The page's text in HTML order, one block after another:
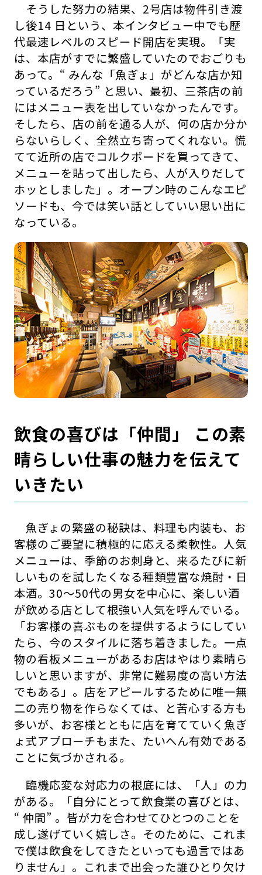
そうした努力の結果、2号店は物件引き渡
し後14 日という、本インタビュー中でも歴
代最速レベルのスピード開店を実現。「実
は、本店がすでに繁盛していたのでおごりも
あって。“ みんな「魚ぎょ」がどんな店か知
っているだろう” と思い、最初、三茶店の前
にはメニュー表を出していなかったんです。
そしたら、店の前を通る人が、何の店か分か
らないらしく、全然立ち寄ってくれない。慌
てて近所の店でコルクボードを買ってきて、
メニューを貼って出したら、人が入りだして
ホッとしました」。オープン時のこんなエピ
ソードも、今では笑い話としていい思い出に
なっている。
飲食の喜びは「仲間」 この素
晴らしい仕事の魅力を伝えて
いきたい
魚ぎょの繁盛の秘訣は、料理も内装も、お
客様のご要望に積極的に応える柔軟性。人気
メニューは、季節のお刺身と、来るたびに新
しいものを試したくなる種類豊富な焼酎・日
本酒。30～50代の男女を中心に、楽しい酒
が飲める店として根強い人気を呼んでいる。
「お客様の喜ぶものを提供するようにしてい
たら、今のスタイルに落ち着きました。一点
物の看板メニューがあるお店はやはり素晴ら
しいと思いますが、非常に難易度の高い方法
でもある」。店をアピールするために唯一無
二の売り物を作らなくては、と苦心する方も
多いが、お客様とともに店を育てていく魚ぎ
ょ式アプローチもまた、たいへん有効である
ことに気づかされる。
臨機応変な対応力の根底には、「人」の力
がある。「自分にとって飲食業の喜びとは、
“ 仲間” 。皆が力を合わせてひとつのことを
成し遂げていく嬉しさ。そのために、これま
で僕は飲食をしてきたといっても過言ではあ
りません」。これまで出会った誰ひとり欠け